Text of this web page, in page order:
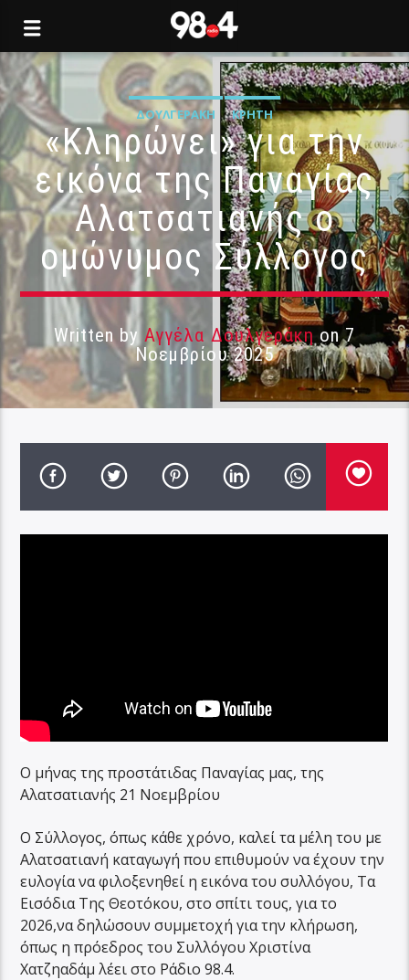
ΔΟΥΛΓΕΡΆΚΗ ΚΡΉΤΗ
«Κληρώνει» για την
εικόνα της Παναγίας
Αλατσατιανής ο
ομώνυμος Σύλλογος
Written byΑγγέλα Δουλγεράκη on 7
Νοεμβρίου 2025
Ο μήνας της προστάτιδας Παναγίας μας, της
Αλατσατιανής 21 Νοεμβρίου
Ο Σύλλογος, όπως κάθε χρόνο, καλεί τα μέλη του με
Αλατσατιανή καταγωγή που επιθυμούν να έχουν την
ευλογία να φιλοξενηθεί η εικόνα του συλλόγου, Τα
Εισόδια Της Θεοτόκου, στο σπίτι τους, για το
2026,να δηλώσουν συμμετοχή για την κλήρωση,
όπως η πρόεδρος του Συλλόγου Χριστίνα
Χατζηαδάμ λέει στο Ράδιο 98.4.